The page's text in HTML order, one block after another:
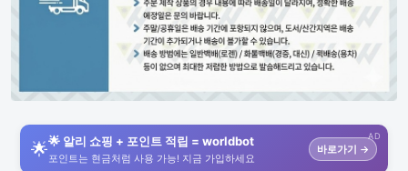
AD
🌟🌟 알리 쇼핑 + 포인트 적립 = worldbot
포인트는 현금처럼 사용 가능! 지금 가입하세요
바로가기 →